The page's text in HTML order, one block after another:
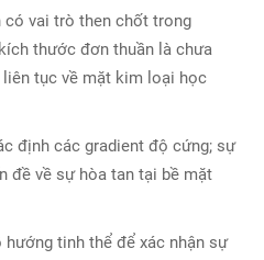
có vai trò then chốt trong
thước đơn thuần là chưa
tục về mặt kim loại học
định các gradient độ cứng; sự
đề về sự hòa tan tại bề mặt
hướng tinh thể để xác nhận sự